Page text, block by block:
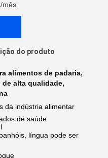
mês
do produto
alimentos de padaria,
de alta qualidade,
da indústria alimentar
de saúde
língua pode ser